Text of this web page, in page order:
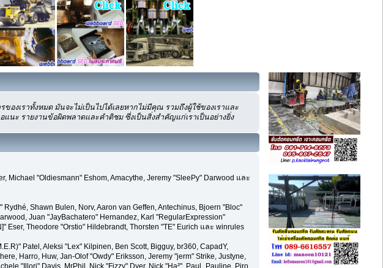
องเราทั้งหมด มันจะไม่เป็นไปได้เลยหากไม่มีคุณ รวมถึงผู้ใช้ของเราและ
แนะ รายงานข้อผิดพลาดและคำติชม ซึ่งเป็นสิ่งสำคัญแก่เราเป็นอย่างยิ่ง
Michael "Oldiesmann" Eshom, Amacythe, Jeremy "SleePy" Darwood และ
Shawn Bulen, Norv, Aaron van Geffen, Antechinus, Bjoern "Bloc"
Juan "JayBachatero" Hernandez, Karl "RegularExpression"
Eser, Theodore "Orstio" Hildebrandt, Thorsten "TE" Eurich และ winrules
Patel, Aleksi "Lex" Kilpinen, Ben Scott, Bigguy, br360, CapadY,
Harro, Huw, Jan-Olof "Owdy" Eriksson, Jeremy "jerm" Strike, Justyne,